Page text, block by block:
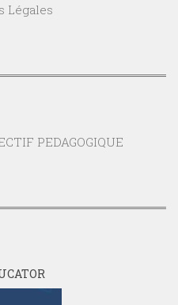
Légales
PEDAGOGIQUE